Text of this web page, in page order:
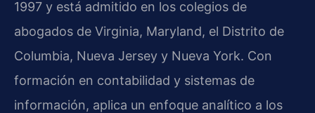
1997 y está admitido en los colegios de
abogados de Virginia, Maryland, el Distrito de
Columbia, Nueva Jersey y Nueva York. Con
formación en contabilidad y sistemas de
información, aplica un enfoque analítico a los